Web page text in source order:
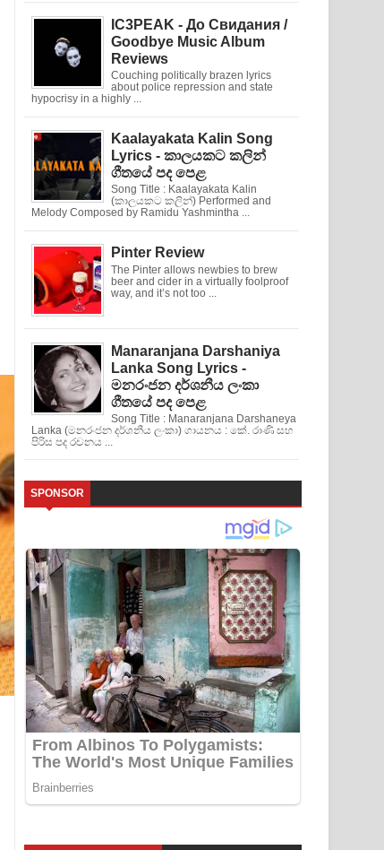
IC3PEAK - До Свидания /
Goodbye Music Album
Reviews
Couching politically brazen lyrics
about police repression and state
hypocrisy in a highly ...
Kaalayakata Kalin Song
Lyrics - කාලයකට කලින්
ගීතයේ පද පෙළ
Song Title : Kaalayakata Kalin
(කාලයකට කලින්) Performed and
Melody Composed by Ramidu Yashmintha ...
Pinter Review
The Pinter allows newbies to brew
beer and cider in a virtually foolproof
way, and it’s not too ...
Manaranjana Darshaniya
Lanka Song Lyrics -
මනරංජන දර්ශනීය ලංකා
ගීතයේ පද පෙළ
Song Title : Manaranjana Darshaneya
Lanka (මනරංජන දර්ශනීය ලංකා) ගායනය : කේ. රාණි සහ
පිරිස පද රචනය ...
SPONSOR